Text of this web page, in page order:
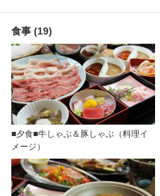
食事 (19)
■夕食■牛しゃぶ＆豚しゃぶ（料理イ
メージ）